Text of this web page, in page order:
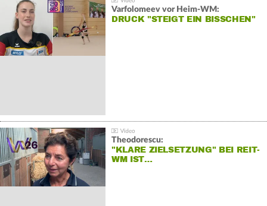
Varfolomeev vor Heim-WM:
DRUCK "STEIGT EIN BISSCHEN"
Theodorescu:
"KLARE ZIELSETZUNG" BEI REIT-
WM IST…